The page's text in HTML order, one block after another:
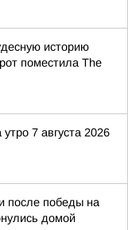
историю
поместила The
7 августа 2026
после победы на
домой